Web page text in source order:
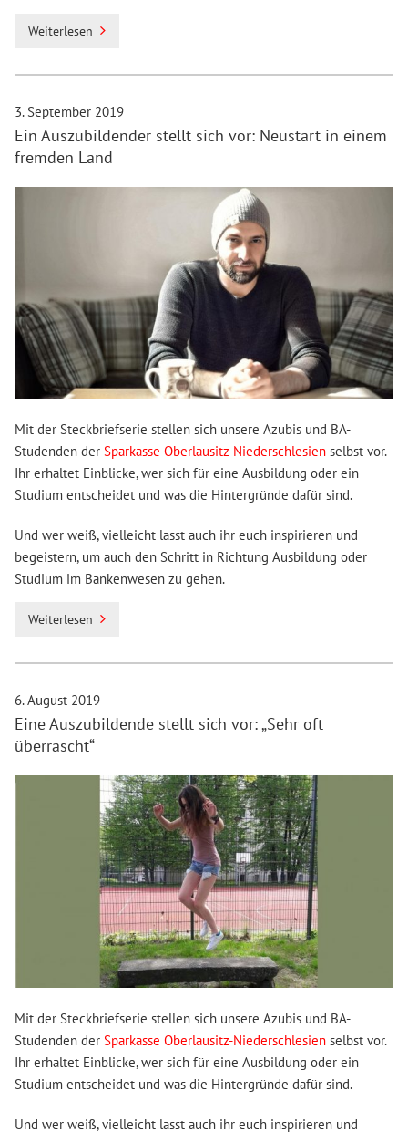
Weiterlesen
3. September 2019
Ein Auszubildender stellt sich vor: Neustart in einem
fremden Land
Mit der Steckbriefserie stellen sich unsere Azubis und BA-
Studenden der Sparkasse Oberlausitz-Niederschlesienselbst vor.
Ihr erhaltet Einblicke, wer sich für eine Ausbildung oder ein
Studium entscheidet und was die Hintergründe dafür sind.
Und wer weiß, vielleicht lasst auch ihr euch inspirieren und
begeistern, um auch den Schritt in Richtung Ausbildung oder
Studium im Bankenwesen zu gehen.
Weiterlesen
6. August 2019
Eine Auszubildende stellt sich vor: „Sehr oft
überrascht“
Mit der Steckbriefserie stellen sich unsere Azubis und BA-
Studenden der Sparkasse Oberlausitz-Niederschlesienselbst vor.
Ihr erhaltet Einblicke, wer sich für eine Ausbildung oder ein
Studium entscheidet und was die Hintergründe dafür sind.
Und wer weiß, vielleicht lasst auch ihr euch inspirieren und